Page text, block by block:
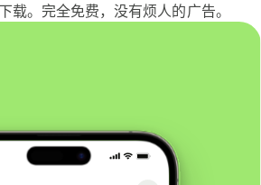
载。完全免费，没有烦人的广告。